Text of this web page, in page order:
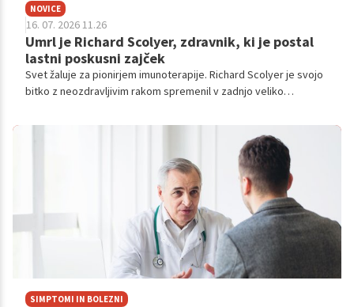
NOVICE
16. 07. 2026 11.26
Umrl je Richard Scolyer, zdravnik, ki je postal
lastni poskusni zajček
Svet žaluje za pionirjem imunoterapije. Richard Scolyer je svojo
bitko z neozdravljivim rakom spremenil v zadnjo veliko
SIMPTOMI IN BOLEZNI